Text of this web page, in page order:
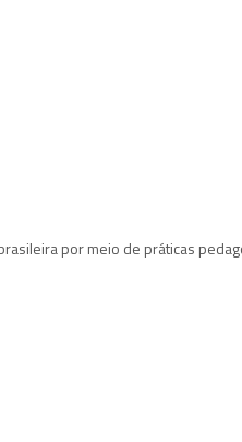
por meio de práticas